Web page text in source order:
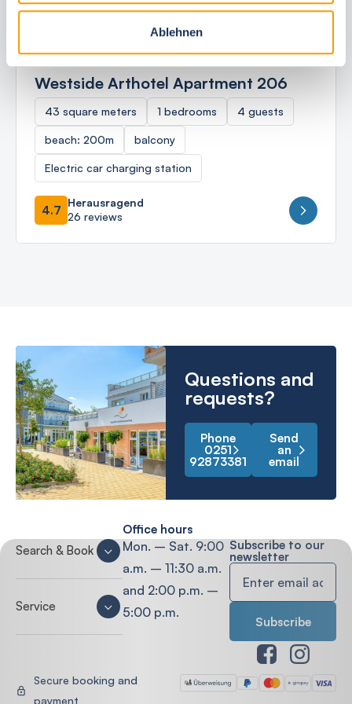
Ablehnen
Ostseebad Kühlungsborn
Westside Arthotel Apartment 206
43 square meters 1 bedrooms 4 guests
beach: 200m balcony
Electric car charging station
4.7
Herausragend
26 reviews
Questions and
requests?
Phone
0251
92873381
Send
an
email
Search & Book
Service
Office hours
Mon. – Sat. 9:00
a.m. – 11:30 a.m.
and 2:00 p.m. –
5:00 p.m.
Subscribe to our
newsletter
Secure booking and
payment